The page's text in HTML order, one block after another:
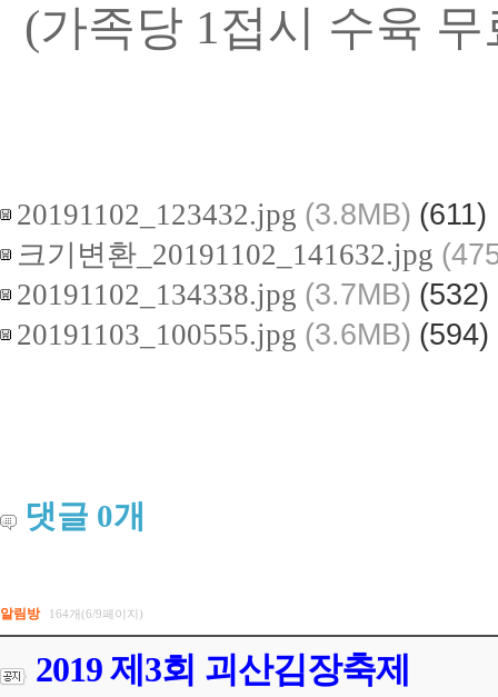
(가족당 1접시 수육
20191102_123432.jpg (3.8MB) (611)
크기변환_20191102_141632.jpg
20191102_134338.jpg (3.7MB) (532)
20191103_100555.jpg (3.6MB) (594)
댓글 0개
알림방 164개(6/9페이지)
2019 제3회 괴산김장축제